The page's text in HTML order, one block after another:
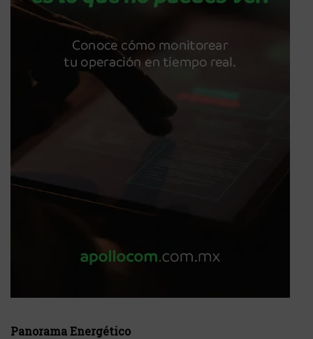
Panorama Energético